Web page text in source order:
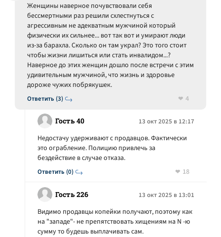
Ответить (3)
Женщины наверное почувствовали себя
бессмертными раз решили схлестнуться с
агрессивным не адекватным мужчиной который
физически их сильнее... вот так вот и умирают люди
из-за барахла. Сколько он там украл? Это того стоит
чтобы жизни лишиться или стать инвалидом...?
Наверное до этих женщин дошло после встречи с этим
удивительным мужчиной, что жизнь и здоровье
дороже чужих побрякушек.
4
Гость 40 13 окт 2025 в 12:17
Ответить (0)
Недостачу удерживают с продавцов. Фактически
это ограбление. Полицию привлечь за
бездействие в случае отказа.
18
Гость 226 13 окт 2025 в 13:01
Видимо продавцы копейки получают, поэтому как
на "западе"- не препятствовать хищениям на N -ю
сумму то будешь выплачивать сам.